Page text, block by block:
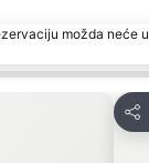
možda neće
Deli